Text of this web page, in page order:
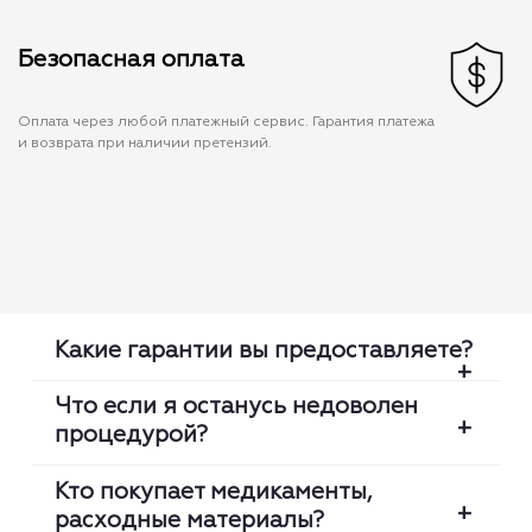
Безопасная оплата
Оплата через любой платежный сервис. Гарантия платежа
и возврата при наличии претензий.
Какие гарантии вы предоставляете?
лицензию, оригинальность диплома,
клинический опыт. Мы гарантируем что
Что если я останусь недоволен
процедурой?
Кто покупает медикаменты,
расходные материалы?